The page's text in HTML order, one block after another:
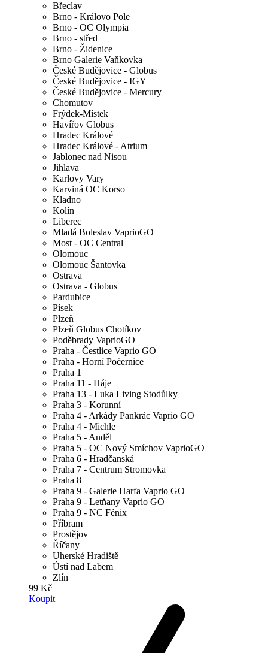
Břeclav
Brno - Královo Pole
Brno - OC Olympia
Brno - střed
Brno - Židenice
Brno Galerie Vaňkovka
České Budějovice - Globus
České Budějovice - IGY
České Budějovice - Mercury
Chomutov
Frýdek-Místek
Havířov Globus
Hradec Králové
Hradec Králové - Atrium
Jablonec nad Nisou
Jihlava
Karlovy Vary
Karviná OC Korso
Kladno
Kolín
Liberec
Mladá Boleslav VaprioGO
Most - OC Central
Olomouc
Olomouc Šantovka
Ostrava
Ostrava - Globus
Pardubice
Písek
Plzeň
Plzeň Globus Chotíkov
Poděbrady VaprioGO
Praha - Čestlice Vaprio GO
Praha - Horní Počernice
Praha 1
Praha 11 - Háje
Praha 13 - Luka Living Stodůlky
Praha 3 - Korunní
Praha 4 - Arkády Pankrác Vaprio GO
Praha 4 - Michle
Praha 5 - Anděl
Praha 5 - OC Nový Smíchov VaprioGO
Praha 6 - Hradčanská
Praha 7 - Centrum Stromovka
Praha 8
Praha 9 - Galerie Harfa Vaprio GO
Praha 9 - Letňany Vaprio GO
Praha 9 - NC Fénix
Příbram
Prostějov
Říčany
Uherské Hradiště
Ústí nad Labem
Zlín
99 Kč
Koupit